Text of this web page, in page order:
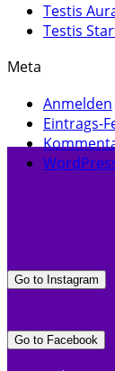
Testis
Testis
Meta
Anmelden
Eintrags-